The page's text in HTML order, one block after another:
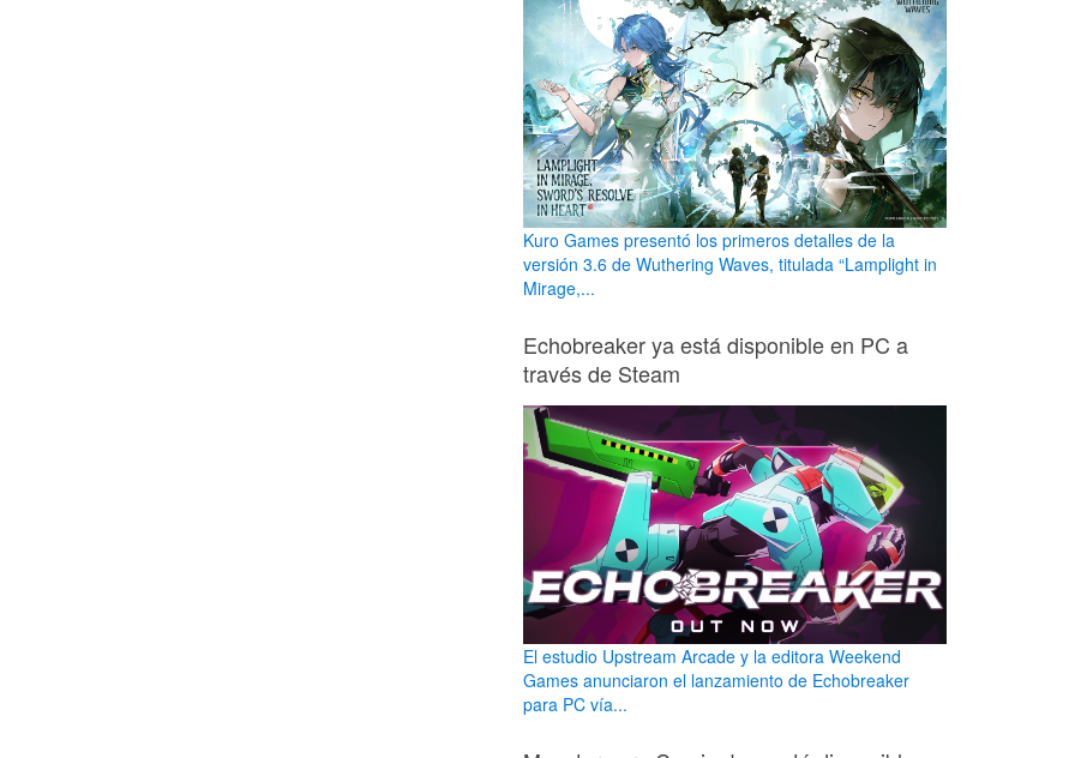
Kuro Games presentó los primeros detalles de la
versión 3.6 de Wuthering Waves, titulada “Lamplight in
Mirage,...
Echobreaker ya está disponible en PC a
través de Steam
El estudio Upstream Arcade y la editora Weekend
Games anunciaron el lanzamiento de Echobreaker
para PC vía...